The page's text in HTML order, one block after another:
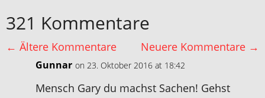
321 Kommentare
← Ältere Kommentare Neuere Kommentare →
Gunnar on 23. Oktober 2016 at 18:42
Mensch Gary du machst Sachen! Gehst